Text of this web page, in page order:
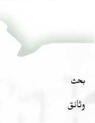
بحث
وثائق